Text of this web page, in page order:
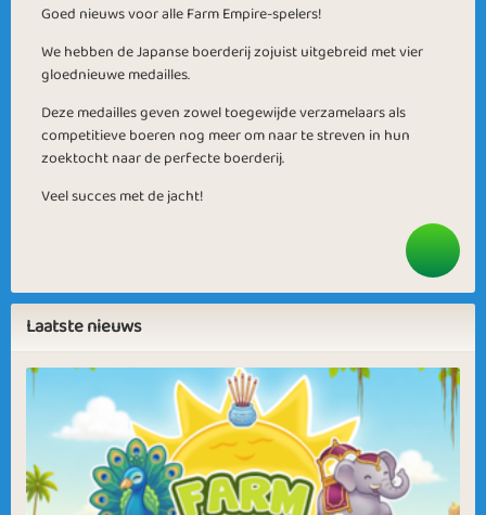
Goed nieuws voor alle Farm Empire-spelers!
We hebben de Japanse boerderij zojuist uitgebreid met vier
gloednieuwe medailles.
Deze medailles geven zowel toegewijde verzamelaars als
competitieve boeren nog meer om naar te streven in hun
zoektocht naar de perfecte boerderij.
Veel succes met de jacht!
Laatste nieuws